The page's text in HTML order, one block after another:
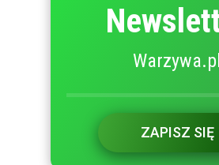
Warzywa.pl
ZAPISZ SIĘ